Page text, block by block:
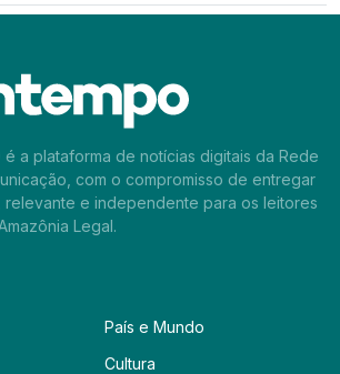
é a plataforma de notícias digitais da Rede
com o compromisso de entregar
relevante e independente para os leitores
Legal.
País e Mundo
Cultura